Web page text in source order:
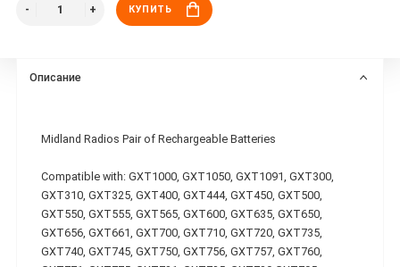
КУПИТЬ
Описание
Midland Radios Pair of Rechargeable Batteries
Compatible with: GXT1000, GXT1050, GXT1091, GXT300,
GXT310, GXT325, GXT400, GXT444, GXT450, GXT500,
GXT550, GXT555, GXT565, GXT600, GXT635, GXT650,
GXT656, GXT661, GXT700, GXT710, GXT720, GXT735,
GXT740, GXT745, GXT750, GXT756, GXT757, GXT760,